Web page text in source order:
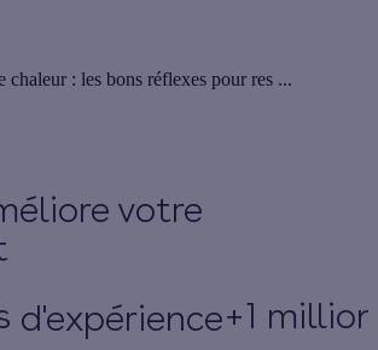
chaleur : les bons réflexes pour res ...
d'expérience+1